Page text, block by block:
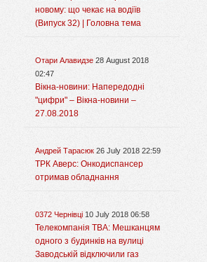
новому: що чекає на водіїв
(Випуск 32) | Головна тема
Отари Алавидзе 28 August 2018
02:47
Вікна-новини: Напередодні
"цифри" – Вікна-новини –
27.08.2018
Андрей Тарасюк 26 July 2018 22:59
ТРК Аверс: Онкодиспансер
отримав обладнання
0372 Чернівці 10 July 2018 06:58
Телекомпанія ТВА: Мешканцям
одного з будинків на вулиці
Заводській відключили газ